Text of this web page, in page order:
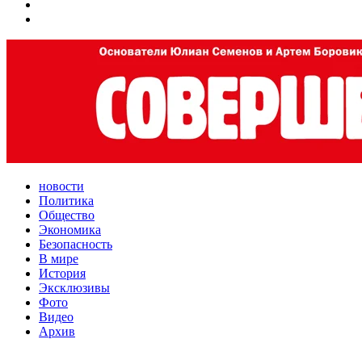
новости
Политика
Общество
Экономика
Безопасность
В мире
История
Эксклюзивы
Фото
Видео
Архив